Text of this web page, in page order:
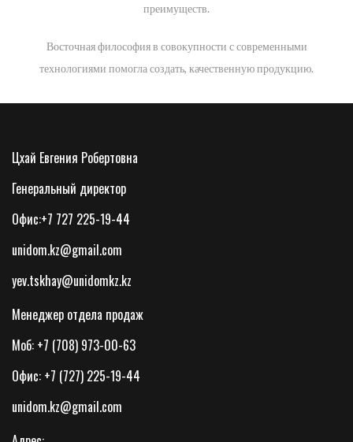
преимуществ.
Восточная философия в совокупности с современными
технологиями помогла создать, качественную продукцию.
Цхай Евгения Робертовна
Генеральный директор
Офис:+7 727 225-19-44
unidom.kz@gmail.com
yev.tskhay@unidomkz.kz
Менеджер отдела продаж
Моб: +7 (708) 973-00-63
Офис: +7 (727) 225-19-44
unidom.kz@gmail.com